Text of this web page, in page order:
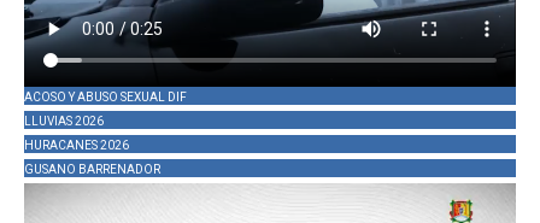
ACOSO Y ABUSO SEXUAL DIF
LLUVIAS 2026
HURACANES 2026
GUSANO BARRENADOR